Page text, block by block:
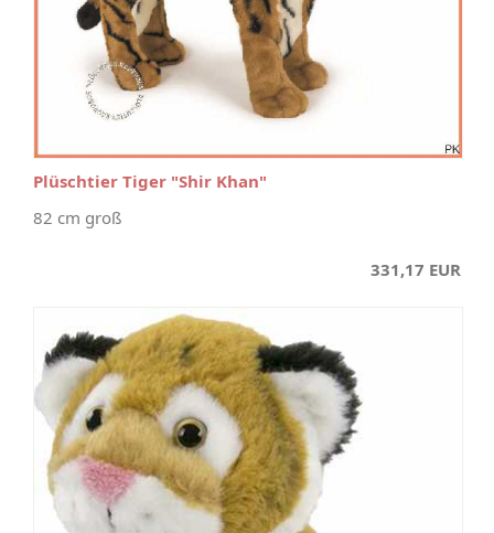
Plüschtier Tiger "Shir Khan"
82 cm groß
331,17 EUR